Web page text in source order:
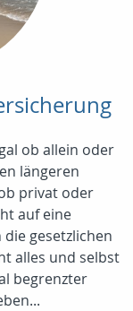
ob allein oder
längeren
privat oder
auf eine
gesetzlichen
alles und selbst
begrenzter